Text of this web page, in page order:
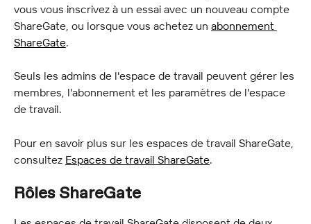
vous vous inscrivez à un essai avec un nouveau compte
ShareGate, ou lorsque vous achetez un abonnement
ShareGate.
Seuls les admins de l'espace de travail peuvent gérer les
membres, l'abonnement et les paramètres de l'espace
de travail.
Pour en savoir plus sur les espaces de travail ShareGate,
consultez Espaces de travail ShareGate.
Rôles ShareGate